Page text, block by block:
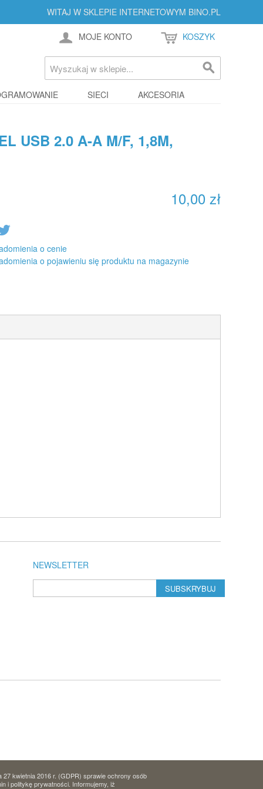
WITAJ W SKLEPIE INTERNETOWYM BINO.PL
MOJE KONTO KOSZYK
SIECI AKCESORIA
USB 2.0 A-A M/F, 1,8M,
10,00 zł
o cenie
o pojawieniu się produktu na magazynie
NEWSLETTER
SUBSKRYBUJ
kwietnia 2016 r. (GDPR) sprawie ochrony osób
i politykę prywatności. Informujemy, iż